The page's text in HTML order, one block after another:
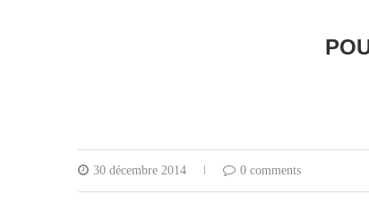
30 décembre 2014 0 comments